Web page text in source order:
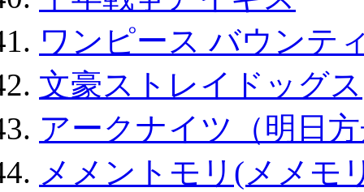
ワンピース バウンテ
文豪ストレイドッグス
アークナイツ（明日
メメントモリ(メメモ